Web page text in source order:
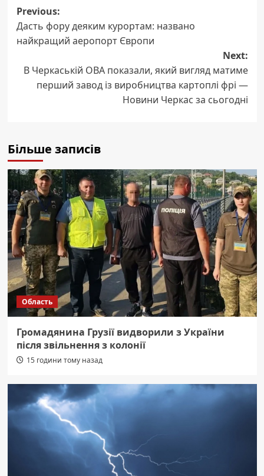
Post
navigation
Previous:
Дасть фору деяким курортам: названо
найкращий аеропорт Європи
Next:
В Черкаській ОВА показали, який вигляд матиме
перший завод із виробництва картоплі фрі —
Новини Черкас за сьогодні
Більше записів
Область
Громадянина Грузії видворили з України
після звільнення з колонії
15 години тому назад